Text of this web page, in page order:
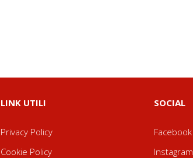
LINK UTILI
Privacy Policy
Cookie Policy
SOCIAL
Facebook
Instagram